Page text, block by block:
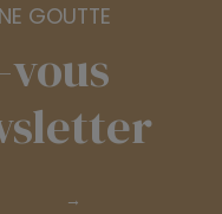
GOUTTE
→